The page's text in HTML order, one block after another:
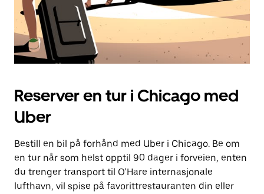
Reserver en tur i Chicago med
Uber
Bestill en bil på forhånd med Uber i Chicago. Be om
en tur når som helst opptil 90 dager i forveien, enten
du trenger transport til O'Hare internasjonale
lufthavn, vil spise på favorittrestauranten din eller